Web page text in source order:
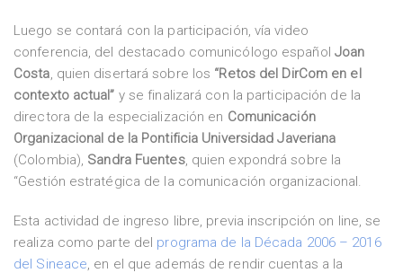
Luego se contará con la participación, vía video
conferencia, del destacado comunicólogo español Joan
Costa, quien disertará sobre los “Retos del DirCom en el
contexto actual” y se finalizará con la participación de la
directora de la especialización en Comunicación
Organizacional de la Pontificia Universidad Javeriana
(Colombia), Sandra Fuentes, quien expondrá sobre la
“Gestión estratégica de la comunicación organizacional.
Esta actividad de ingreso libre, previa inscripción on line, se
realiza como parte del programa de la Década 2006 – 2016
del Sineace, en el que además de rendir cuentas a la